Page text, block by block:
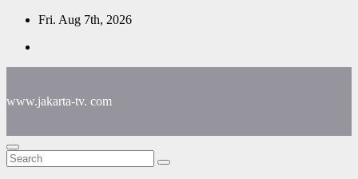
Skip
content
Fri. Aug 7th, 2026
www.jakarta-tv. com